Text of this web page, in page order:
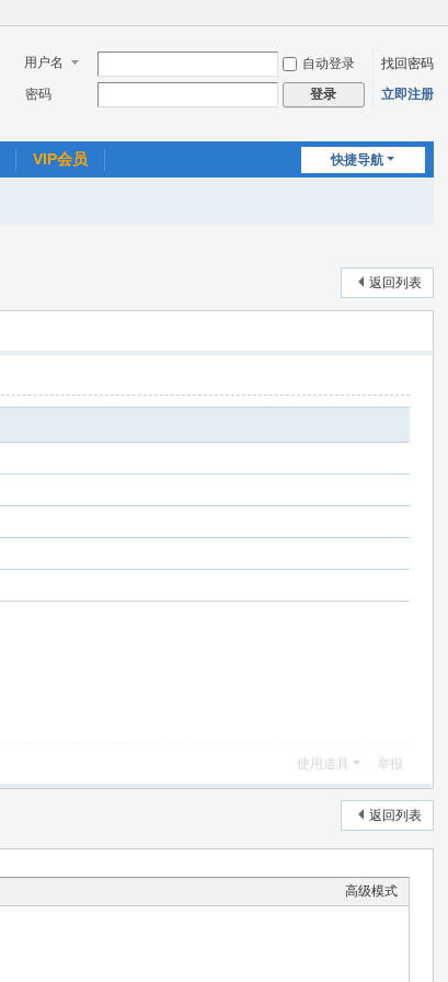
用户名 自动登录
找回密码
密码
登录 立即注册
快捷导航
VIP会员
返回列表
使用道具 举报
返回列表
高级模式